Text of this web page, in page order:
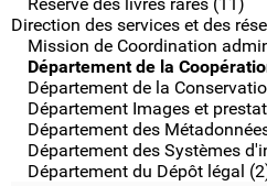
Direction des services et des
Mission de Coordination
Département de la
Département de la
Département Images et
Département des
Département des Systèmes
Département du Dépôt légal